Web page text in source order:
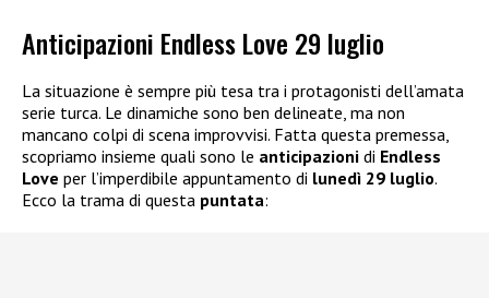
Anticipazioni Endless Love 29 luglio
La situazione è sempre più tesa tra i protagonisti dell’amata
serie turca. Le dinamiche sono ben delineate, ma non
mancano colpi di scena improvvisi. Fatta questa premessa,
scopriamo insieme quali sono le anticipazioni di Endless
Love per l’imperdibile appuntamento di lunedì 29 luglio.
Ecco la trama di questa puntata: